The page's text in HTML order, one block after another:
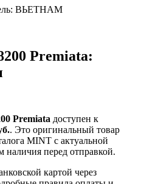
ВЬЕТНАМ
Premiata:
Premiata доступен к
. Это оригинальный товар
MINT с актуальной
перед отправкой.
картой через